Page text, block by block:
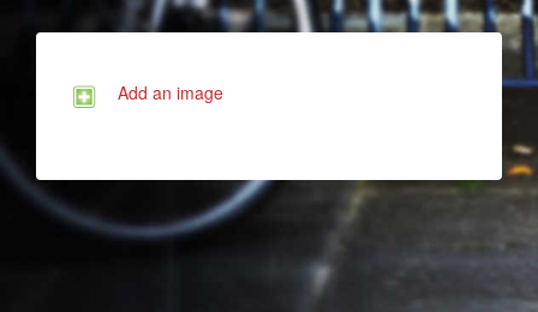
Add an image